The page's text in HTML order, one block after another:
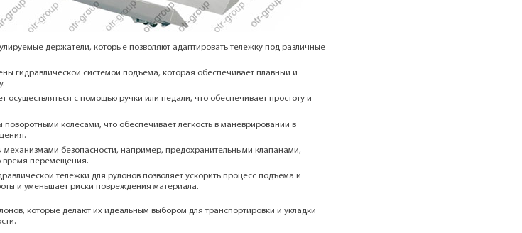
держатели, которые позволяют адаптировать тележку под различные
гидравлической системой подъема, которая обеспечивает плавный и
с помощью ручки или педали, что обеспечивает простоту и
колесами, что обеспечивает легкость в маневрировании в
механизмами безопасности, например, предохранительными клапанами,
время перемещения.
тележки для рулонов позволяет ускорить процесс подъема и
и уменьшает риски повреждения материала.
которые делают их идеальным выбором для транспортировки и укладки